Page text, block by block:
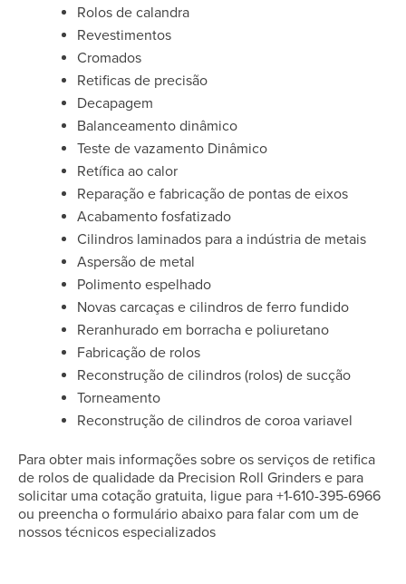
Rolos de calandra
Revestimentos
Cromados
Retificas de precisão
Decapagem
Balanceamento dinâmico
Teste de vazamento Dinâmico
Retífica ao calor
Reparação e fabricação de pontas de eixos
Acabamento fosfatizado
Cilindros laminados para a indústria de metais
Aspersão de metal
Polimento espelhado
Novas carcaças e cilindros de ferro fundido
Reranhurado em borracha e poliuretano
Fabricação de rolos
Reconstrução de cilindros (rolos) de sucção
Torneamento
Reconstrução de cilindros de coroa variavel
Para obter mais informações sobre os serviços de retifica
de rolos de qualidade da Precision Roll Grinders e para
solicitar uma cotação gratuita, ligue para +1-610-395-6966
ou preencha o formulário abaixo para falar com um de
nossos técnicos especializados